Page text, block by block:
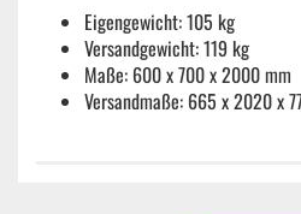
Eigengewicht: 105 kg
Versandgewicht: 119 kg
Maße: 600 x 700 x 2000 mm
Versandmaße: 665 x 2020 x